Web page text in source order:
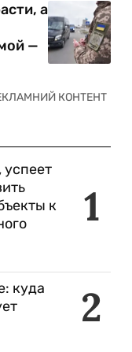
а
—
1
успеет
к
2
куда